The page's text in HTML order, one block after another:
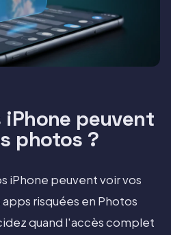
iPhone peuvent
photos ?
iPhone peuvent voir vos
risquées en Photos
quand l'accès complet